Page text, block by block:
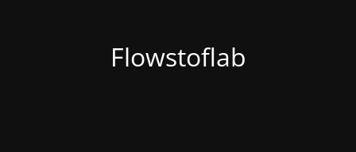
Flowstoflab